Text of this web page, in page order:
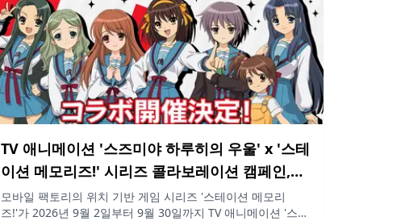
TV 애니메이션 '스즈미야 하루히의 우울' x '스테
이션 메모리즈!' 시리즈 콜라보레이션 캠페인,
2026년 9월 개최 결정
모바일 팩토리의 위치 기반 게임 시리즈 '스테이션 메모리
즈!'가 2026년 9월 2일부터 9월 30일까지 TV 애니메이션 '스즈